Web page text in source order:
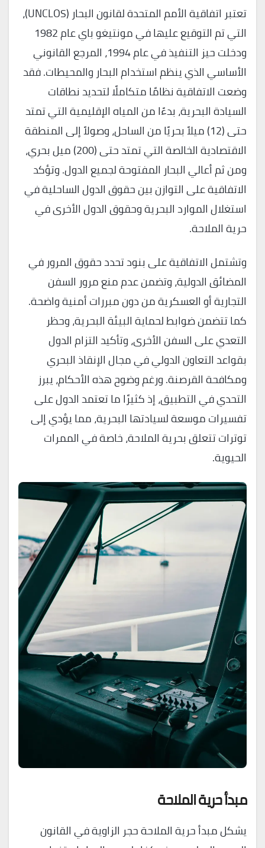
تعتبر اتفاقية الأمم المتحدة لقانون البحار (UNCLOS)،
التي تم التوقيع عليها في مونتيغو باي عام 1982
ودخلت حيز التنفيذ في عام 1994، المرجع القانوني
الأساسي الذي ينظم استخدام البحار والمحيطات. فقد
وضعت الاتفاقية نظامًا متكاملًا لتحديد نطاقات
السيادة البحرية، بدءًا من المياه الإقليمية التي تمتد
حتى (12) ميلاً بحريًا من الساحل، وصولاً إلى المنطقة
الاقتصادية الخالصة التي تمتد حتى (200) ميل بحري،
ومن ثم أعالي البحار المفتوحة لجميع الدول. وتؤكد
الاتفاقية على التوازن بين حقوق الدول الساحلية في
استغلال الموارد البحرية وحقوق الدول الأخرى في
حرية الملاحة.
وتشتمل الاتفاقية على بنود تحدد حقوق المرور في
المضائق الدولية، وتضمن عدم منع مرور السفن
التجارية أو العسكرية من دون مبررات أمنية واضحة.
كما تتضمن ضوابط لحماية البيئة البحرية، وحظر
التعدي على السفن الأخرى، وتأكيد التزام الدول
بقواعد التعاون الدولي في مجال الإنقاذ البحري
ومكافحة القرصنة. ورغم وضوح هذه الأحكام، يبرز
التحدي في التطبيق، إذ كثيرًا ما تعتمد الدول على
تفسيرات موسعة لسيادتها البحرية، مما يؤدي إلى
توترات تتعلق بحرية الملاحة، خاصة في الممرات
الحيوية.
مبدأ حرية الملاحة
يشكل مبدأ حرية الملاحة حجر الزاوية في القانون